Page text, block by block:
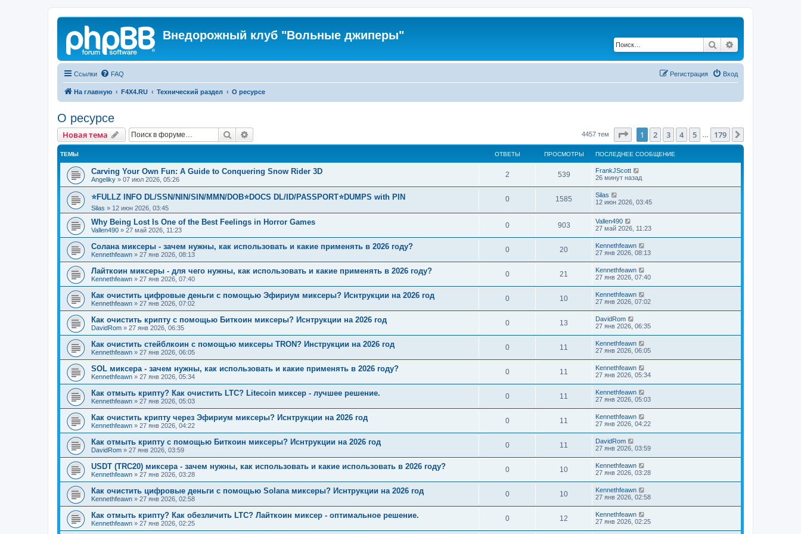
Внедорожный клуб "Вольные джиперы"
Поиск
Ссылки FAQ Вход
Регистрация
На главную F4X4.RU Технический раздел О ресурсе
О ресурсе
Новая тема Поиск 4457 тем Страница1 из 179
1 2 3 4 5 179
ТЕМЫ ОТВЕТЫ ПРОСМОТРЫ ПОСЛЕДНЕЕ СООБЩЕНИЕ
Carving Your Own Fun: A Guide to Conquering Snow Rider 3D
Angeliky » 07 июл 2026, 05:26
2 539
FrankJScott
26 минут назад
⭐FULLZ INFO DL/SSN/NIN/SIN/MMN/DOB⭐DOCS DL/ID/PASSPORT⭐DUMPS with PIN
Silas » 12 июн 2026, 03:45
0 1585
Silas
12 июн 2026, 03:45
Why Being Lost Is One of the Best Feelings in Horror Games
Vallen490 » 27 май 2026, 11:23
0 903
Vallen490
27 май 2026, 11:23
Солана миксеры - зачем нужны, как использовать и какие применять в 2026 году?
Kennethfeawn » 27 янв 2026, 08:13
0 20
Kennethfeawn
27 янв 2026, 08:13
Лайткоин миксеры - для чего нужны, как использовать и какие применять в 2026 году?
Kennethfeawn » 27 янв 2026, 07:40
0 21
Kennethfeawn
27 янв 2026, 07:40
Как очистить цифровые деньги с помощью Эфириум миксеры? Иснтрукции на 2026 год
Kennethfeawn » 27 янв 2026, 07:02
0 10
Kennethfeawn
27 янв 2026, 07:02
Как очистить крипту с помощью Биткоин миксеры? Иснтрукции на 2026 год
DavidRom » 27 янв 2026, 06:35
0 13
DavidRom
27 янв 2026, 06:35
Как очистить стейблкоин с помощью миксеры TRON? Инструкции на 2026 год
Kennethfeawn » 27 янв 2026, 06:05
0 11
Kennethfeawn
27 янв 2026, 06:05
SOL миксера - зачем нужны, как использовать и какие применять в 2026 году?
Kennethfeawn » 27 янв 2026, 05:34
0 11
Kennethfeawn
27 янв 2026, 05:34
Как отмыть крипту? Как очистить LTC? Litecoin миксер - лучшее решение.
Kennethfeawn » 27 янв 2026, 05:03
0 11
Kennethfeawn
27 янв 2026, 05:03
Как очистить крипту через Эфириум миксеры? Иснтрукции на 2026 год
Kennethfeawn » 27 янв 2026, 04:22
0 11
Kennethfeawn
27 янв 2026, 04:22
Как отмыть крипту с помощью Биткоин миксеры? Иснтрукции на 2026 год
DavidRom » 27 янв 2026, 03:59
0 11
DavidRom
27 янв 2026, 03:59
USDT (TRC20) миксера - зачем нужны, как использовать и какие использовать в 2026 году?
Kennethfeawn » 27 янв 2026, 03:28
0 10
Kennethfeawn
27 янв 2026, 03:28
Как очистить цифровые деньги с помощью Solana миксеры? Иснтрукции на 2026 год
Kennethfeawn » 27 янв 2026, 02:58
0 10
Kennethfeawn
27 янв 2026, 02:58
Как отмыть крипту? Как обезличить LTC? Лайткоин миксер - оптимальное решение.
Kennethfeawn » 27 янв 2026, 02:25
0 12
Kennethfeawn
27 янв 2026, 02:25